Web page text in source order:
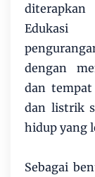
Edukasi
dengan
dan
dan listrik
hidup yang
Sebagai